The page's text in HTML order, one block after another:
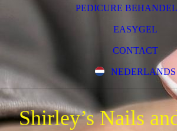
PEDICURE
EASYGEL
CONTACT
NEDERLANDS
Shirley’s Nails